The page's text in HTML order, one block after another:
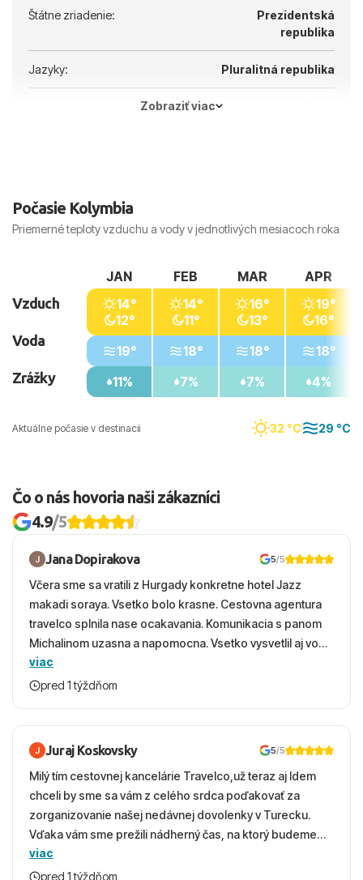
Štátne zriadenie:
Prezidentská
republika
Jazyky: Pluralitná republika
Zobraziť viac
Počasie Kolymbia
Priemerné teploty vzduchu a vody v jednotlivých mesiacoch roka
Aktuálne počasie v destinacii 32 °C 29 °C
Vzduch
Voda
Zrážky
JAN
14°
12°
19°
11%
FEB
14°
11°
18°
7%
MAR
16°
13°
18°
7%
APR
19°
16°
18°
4%
Čo o nás hovoria naši zákazníci
4.9/5
Jana Dopirakova 5/5
Včera sme sa vratili z Hurgady konkretne hotel Jazz
makadi soraya. Vsetko bolo krasne. Cestovna agentura
travelco splnila nase ocakavania. Komunikacia s panom
Michalinom uzasna a napomocna. Vsetko vysvetlil aj vo
vecernych hodinach zaco sa ospravedlnujem. Hotel
krasny, cisty. Sluzby top. Strava, prostredie, more,
viac
pred 1 týždňom
Juraj Koskovsky 5/5
Milý tím cestovnej kancelárie Travelco,už teraz aj Idem
chceli by sme sa vám z celého srdca poďakovať za
zorganizovanie našej nedávnej dovolenky v Turecku.
Vďaka vám sme prežili nádherný čas, na ktorý budeme
ešte dlho s úsmevom spomínať. ​Všetko prebehlo
absolútne hladko – od prvotného výberu zájazdu, cez
viac
pred 1 týždňom